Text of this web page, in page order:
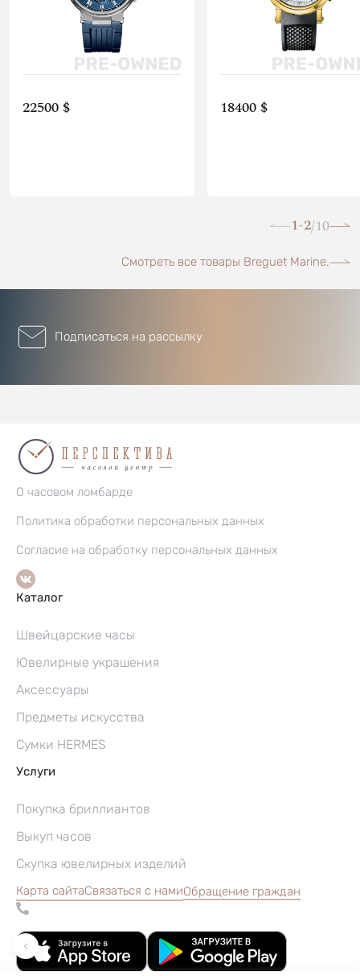
22500 $ 18400 $
1-2/10
Смотреть все товары Breguet Marine.
Подписаться на рассылку
О часовом ломбарде
Политика обработки персональных данных
Согласие на обработку персональных данных
Каталог
Швейцарские часы
Ювелирные украшения
Аксессуары
Предметы искусства
Сумки HERMES
Услуги
Покупка бриллиантов
Выкуп часов
Скупка ювелирных изделий
Карта сайтаСвязаться с намиОбращение граждан